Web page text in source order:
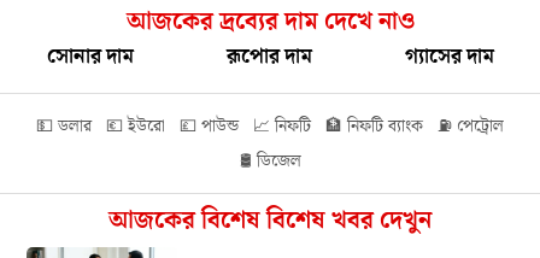
আজকের দ্রব্যের দাম দেখে নাও
সোনার দাম রূপোর দাম গ্যাসের দাম
💵 ডলার 💶 ইউরো 💷 পাউন্ড 📈 নিফটি 🏦 নিফটি ব্যাংক ⛽ পেট্রোল
🛢️ ডিজেল
আজকের বিশেষ বিশেষ খবর দেখুন